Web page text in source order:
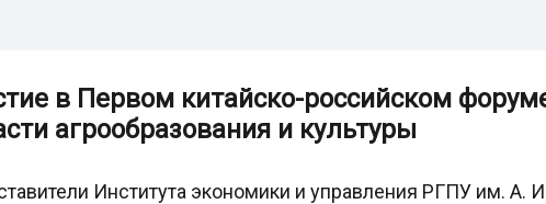
в Первом китайско-российском
агрообразования и культуры
Института экономики и управления РГПУ им.